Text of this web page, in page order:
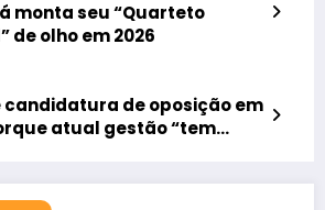
monta seu “Quarteto
de olho em 2026
candidatura de oposição em
atual gestão “tem